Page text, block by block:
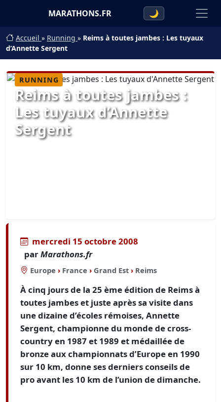
MARATHONS.FR 🌙
Accueil » Running » Reims à toutes jambes : Les tuyaux
d’Annette Sergent
RUNNING
Reims à toutes jambes :
Les tuyaux d’Annette
Sergent
mercredi 15 octobre 2008
parMarathons.fr
Europe › France › Grand Est › Reims
À cinq jours de la 25 ème édition de Reims à
toutes jambes et juste après sa visite dans
une dizaine d’écoles rémoises, Annette
Sergent, championne du monde de cross-
country en 1987 et 1989 et médaillée de
bronze aux championnats d’Europe en 1990
sur 10 km, donne ses derniers conseils de
pro avant les 10 km de l’union de dimanche.